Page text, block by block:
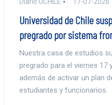
Universidad de Chile
pregrado por sistema
Nuestra casa de estudios
pregrado para el viernes 17
además de activar un plan
estudiantes y funcionarios.